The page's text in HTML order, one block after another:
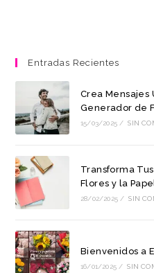
Entradas Recientes
Crea Mensajes
Generador de
15/03/2025 / SIN
Transforma
Flores y la
28/02/2025 / SIN
Bienvenidos a
16/01/2025 / SIN